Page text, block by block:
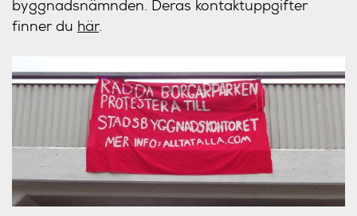
byggnadsnämnden. Deras kontaktuppgifter
finner du här.